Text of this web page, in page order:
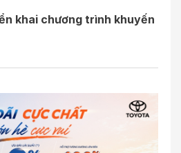
khai chương trình khuyến